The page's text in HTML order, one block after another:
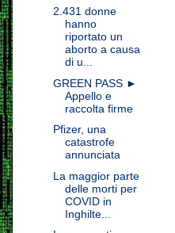
2.431 donne
hanno
riportato un
aborto a causa
di u...
GREEN PASS ►
Appello e
raccolta firme
Pfizer, una
catastrofe
annunciata
La maggior parte
delle morti per
COVID in
Inghilte...